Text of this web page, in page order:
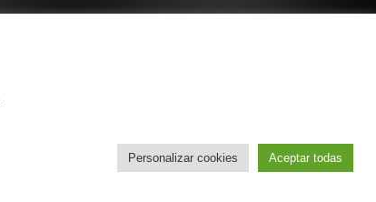
Personalizar cookies Aceptar todas